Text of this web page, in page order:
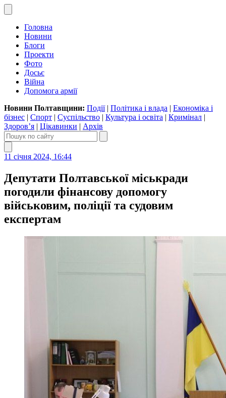
Головна
Новини
Блоги
Проекти
Фото
Досьє
Війна
Допомога армії
Новини Полтавщини: Події| Політика і влада | Економіка і
бізнес | Спорт | Суспільство | Культура і освіта | Кримінал |
Здоров’я | Цікавинки | Архів
11 січня 2024, 16:44
Депутати Полтавської міськради
погодили фінансову допомогу
військовим, поліції та судовим
експертам